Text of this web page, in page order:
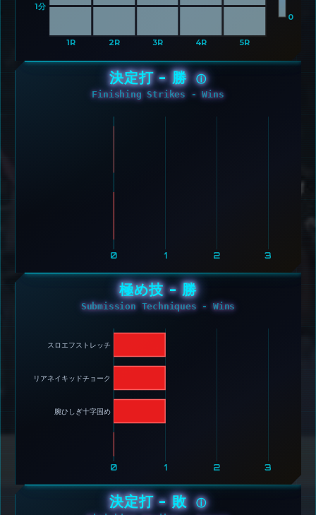
1R 2R 3R 4R 5R
1分
0
決定打 - 勝 ⓘ
Finishing Strikes - Wins
0 1 2 3
極め技 - 勝
Submission Techniques - Wins
0 1 2 3
腕ひしぎ十字固め
リアネイキッドチョーク
スロエフストレッチ
決定打 - 敗 ⓘ